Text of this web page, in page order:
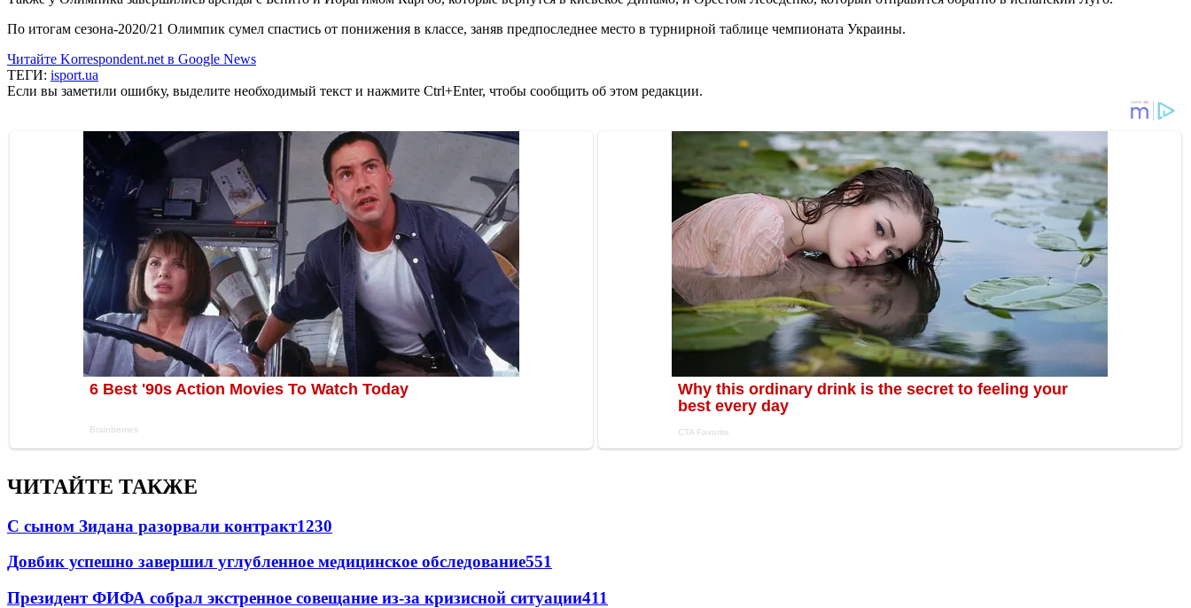
По итогам сезона-2020/21 Олимпик сумел спастись от понижения в классе, заняв предпоследнее место в турнирной таблице чемпионата Украины.
Читайте Korrespondent.net в Google News
ТЕГИ: isport.ua
Если вы заметили ошибку, выделите необходимый текст и нажмите Ctrl+Enter, чтобы сообщить об этом редакции.
ЧИТАЙТЕ ТАКЖЕ
С сыном Зидана разорвали контракт1230
Довбик успешно завершил углубленное медицинское обследование551
Президент ФИФА собрал экстренное совещание из-за кризисной ситуации411